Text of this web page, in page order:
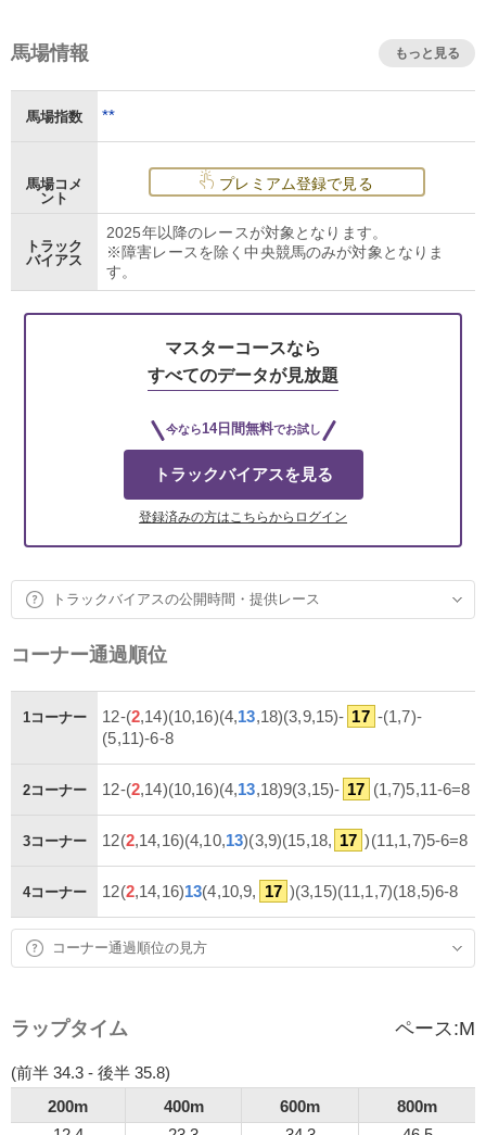
馬場情報 もっと見る
馬場指数 **
馬場コメ
ント
プレミアム登録で見る
トラック
バイアス
2025年以降のレースが対象となります。
※障害レースを除く中央競馬のみが対象となりま
す。
マスターコースなら
すべてのデータが見放題
今なら14日間無料でお試し
トラックバイアスを見る
登録済みの方はこちらからログイン
トラックバイアスの公開時間・提供レース
コーナー通過順位
1コーナー 12-(2,14)(10,16)(4,13,18)(3,9,15)- 17 -(1,7)-
(5,11)-6-8
2コーナー 12-(2,14)(10,16)(4,13,18)9(3,15)- 17 (1,7)5,11-6=8
3コーナー 12(2,14,16)(4,10,13)(3,9)(15,18, 17 )(11,1,7)5-6=8
4コーナー 12(2,14,16)13(4,10,9, 17 )(3,15)(11,1,7)(18,5)6-8
コーナー通過順位の見方
ラップタイム ペース:M
(前半 34.3 - 後半 35.8)
200m
400m 600m
800m